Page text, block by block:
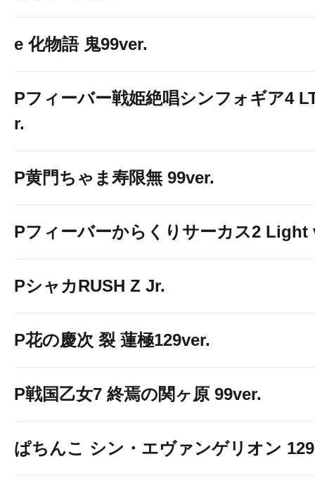
e 化物語 鬼99ver.
Pフィーバー戦姫絶唱シンフォギア4
r.
P黄門ちゃま寿限無 99ver.
Pフィーバーからくりサーカス2 Light
PシャカRUSH Z Jr.
P花の慶次 裂 蓮極129ver.
P戦国乙女7 終焉の関ヶ原 99ver.
ぱちんこ シン・エヴァンゲリオン